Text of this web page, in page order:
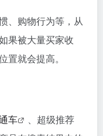
、购物行为等，从
果被大量买家收
置就会提高。
车
、超级推荐